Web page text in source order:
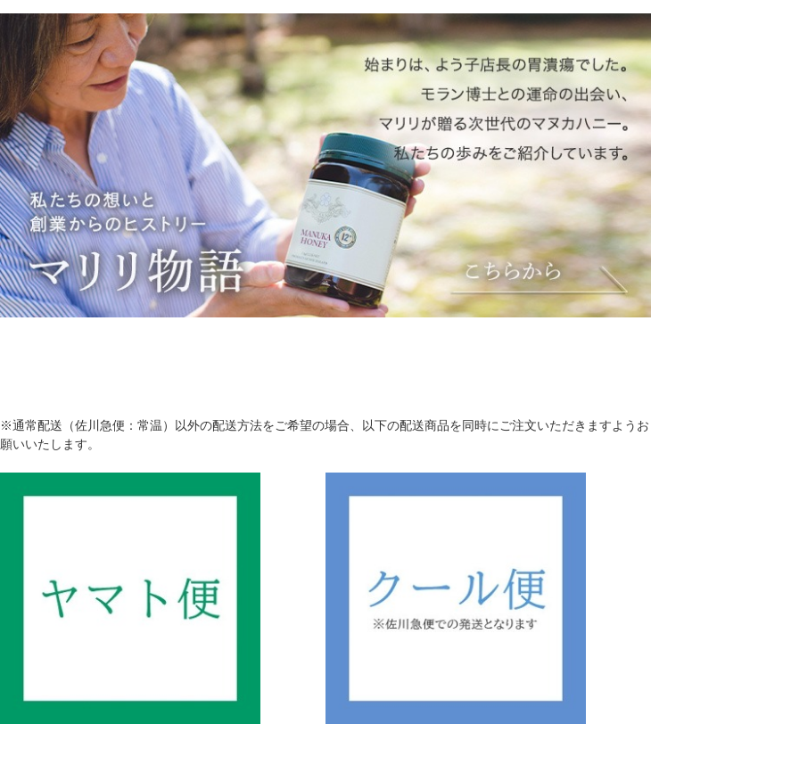
※通常配送（佐川急便：常温）以外の配送方法をご希望の場合、以下の配送商品を同時にご注文いただきますようお
願いいたします。